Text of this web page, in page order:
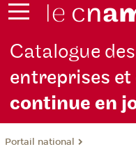
Catalogue
entreprises
continue en
Portail national